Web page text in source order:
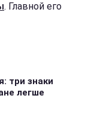
. Главной его
три знаки
легше